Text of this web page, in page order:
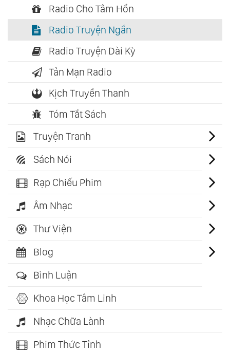
Radio Cho Tâm Hồn
Radio Truyện Ngắn
Radio Truyện Dài Kỳ
Tản Mạn Radio
Kịch Truyền Thanh
Tóm Tắt Sách
Truyện Tranh
Sách Nói
Rạp Chiếu Phim
Âm Nhạc
Thư Viện
Blog
Bình Luận
Khoa Học Tâm Linh
Nhạc Chữa Lành
Phim Thức Tỉnh